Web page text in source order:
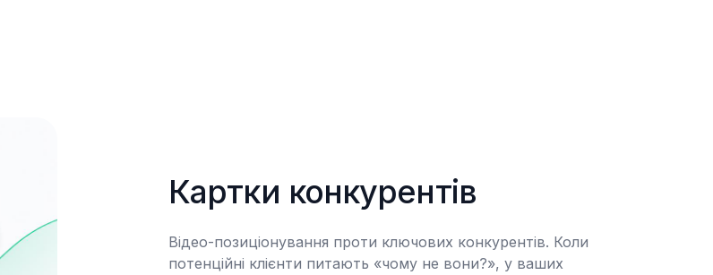
Картки конкурентів
Відео-позиціонування проти ключових конкурентів. Коли
потенційні клієнти питають «чому не вони?», у ваших